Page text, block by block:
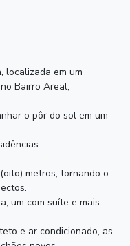
localizada em um
Bairro Areal,
o pôr do sol em um
metros, tornando o
um com suíte e mais
e ar condicionado, as